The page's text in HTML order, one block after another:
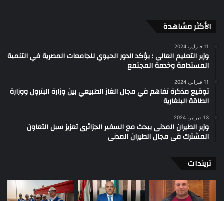
الأكثر مشاهدة
11 فبراير، 2024
وزير التعليم العالي : يؤكد الدور الحيوي للجامعات المصرية في التنمية
المستدامة وخدمة المجتمع
11 فبراير، 2024
توقيع مذكرة تفاهم في مجال الغاز الطبيعي بين وزارة البترول ووزارة
الطاقة البلغارية
13 فبراير، 2024
وزير الطيران المدنى يبحث مع السفير الجزائرى تعزيز سبل التعاون
المشترك فى مجال الطيران المدنى
تريندات